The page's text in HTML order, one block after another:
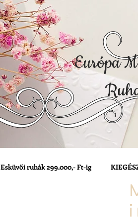
Európa
Esküvői ruhák 299.000,- Ft-ig
i